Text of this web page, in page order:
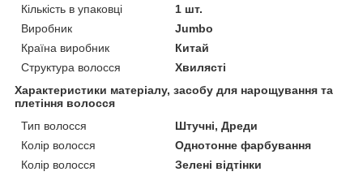
Кількість в упаковці
1 шт.
Виробник
Jumbo
Країна виробник
Китай
Структура волосся
Хвилясті
Характеристики матеріалу, засобу для нарощування та
плетіння волосся
Тип волосся
Штучні, Дреди
Колір волосся
Однотонне фарбування
Колір волосся
Зелені відтінки